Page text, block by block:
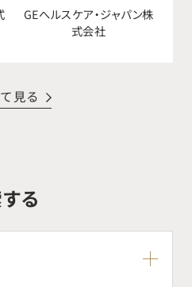
GEへルスケア・ジャパン株
式会社
見る
る